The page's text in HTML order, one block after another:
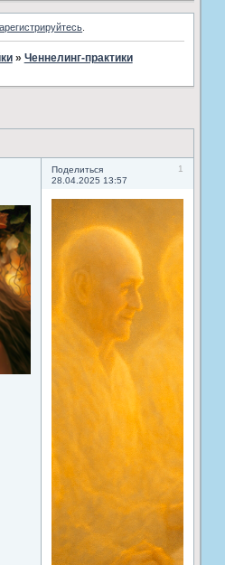
» ­Ченнелинг-практики
Поделиться
1
28.04.2025 13:57